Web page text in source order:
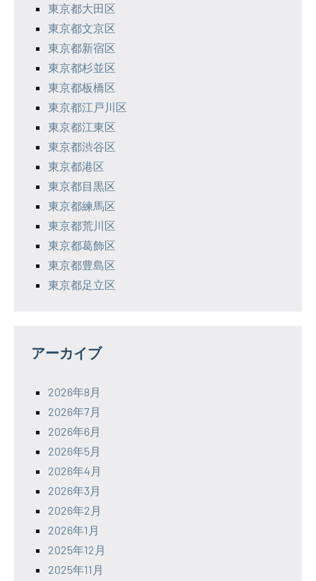
東京都大田区
東京都文京区
東京都新宿区
東京都杉並区
東京都板橋区
東京都江戸川区
東京都江東区
東京都渋谷区
東京都港区
東京都目黒区
東京都練馬区
東京都荒川区
東京都葛飾区
東京都豊島区
東京都足立区
アーカイブ
2026年8月
2026年7月
2026年6月
2026年5月
2026年4月
2026年3月
2026年2月
2026年1月
2025年12月
2025年11月